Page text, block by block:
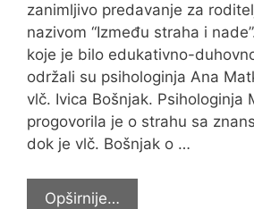
zanimljivo predavanje za
nazivom “Između straha i
koje je bilo edukativno-
održali su psihologinja Ana
vlč. Ivica Bošnjak. Psihologinja
progovorila je o strahu sa
dok je vlč. Bošnjak o …
Opširnije…